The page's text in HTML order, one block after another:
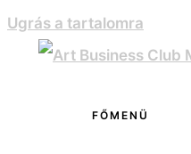
Ugrás a tartalomra
FŐMENÜ